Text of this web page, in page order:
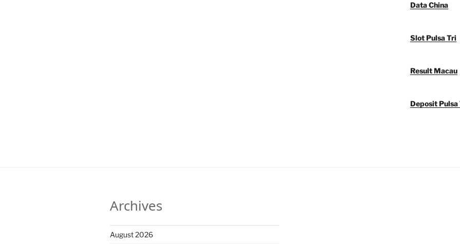
Data China
Slot Pulsa Tri
Result Macau
Deposit Pulsa
Archives
August 2026